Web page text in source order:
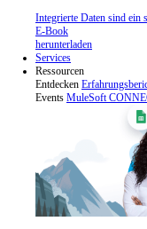
Integrierte Daten sind ein
E-Book
herunterladen
Services
Ressourcen
Entdecken
Events MuleSoft